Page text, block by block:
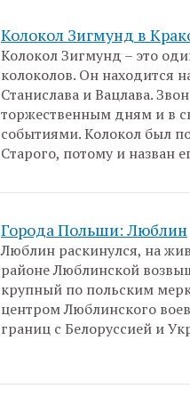
Колокол Зигмунд в
Колокол Зигмунд – это
колоколов. Он находится
Станислава и Вацлава.
торжественным дням и в
событиями. Колокол был
Старого, потому и назван
Города Польши: Люблин
Люблин раскинулся, на
районе Люблинской
крупный по польским
центром Люблинского
границ с Белоруссией и